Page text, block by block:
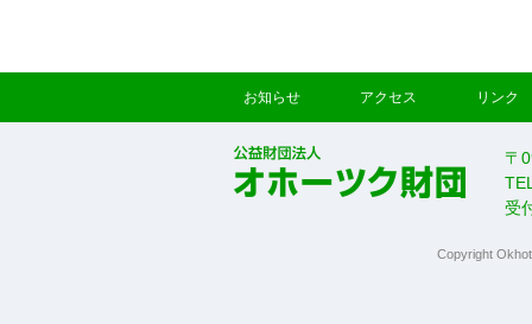
お知らせ アクセス リンク
〒
受
Copyright